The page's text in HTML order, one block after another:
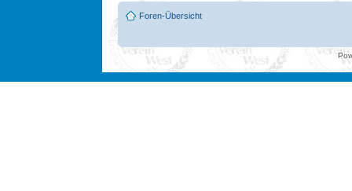
Foren-Übersicht